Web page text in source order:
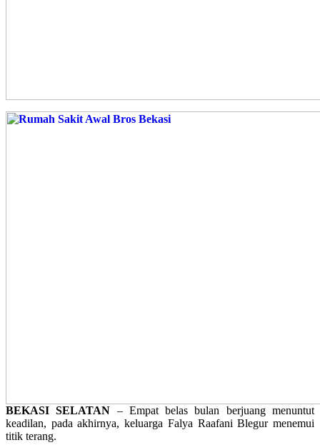
BEKASI SELATAN – Empat belas bulan berjuang menuntut
keadilan, pada akhirnya, keluarga Falya Raafani Blegur menemui
titik terang.